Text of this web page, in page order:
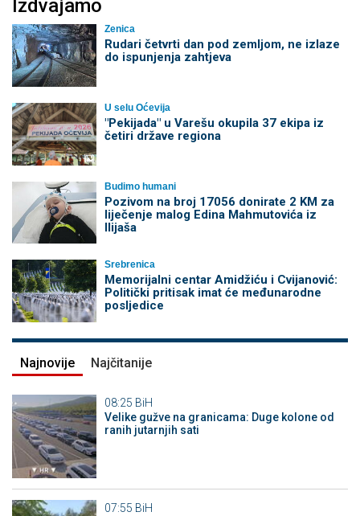
Izdvajamo
Zenica
Rudari četvrti dan pod zemljom, ne izlaze
do ispunjenja zahtjeva
U selu Oćevija
"Pekijada" u Varešu okupila 37 ekipa iz
četiri države regiona
Budimo humani
Pozivom na broj 17056 donirate 2 KM za
liječenje malog Edina Mahmutovića iz
Ilijaša
Srebrenica
Memorijalni centar Amidžiću i Cvijanović:
Politički pritisak imat će međunarodne
posljedice
Najnovije Najčitanije
08:25 BiH
Velike gužve na granicama: Duge kolone od
ranih jutarnjih sati
07:55 BiH